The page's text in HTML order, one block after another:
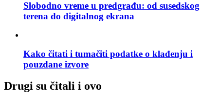
Slobodno vreme u predgrađu: od susedskog
terena do digitalnog ekrana
Kako čitati i tumačiti podatke o klađenju i
pouzdane izvore
Drugi su čitali i ovo